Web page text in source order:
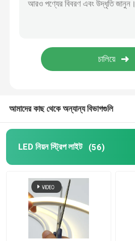
LED গয়না আলো
শেল্ফ LED আলো অধীনে
নেতৃত্বে রৈখিক ঝুলন্ত আলো
এলজিপি এক্রাইলিক প্যানেল
LED আন্ডারগ্রাউন্ড ল্যাম্প
আমাদের কাছ থেকে অন্যান্য বিভাগগুলি
LED নিয়ন স্ট্রিপ লাইট (56)